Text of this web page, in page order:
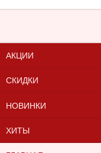
АКЦИИ
СКИДКИ
НОВИНКИ
ХИТЫ